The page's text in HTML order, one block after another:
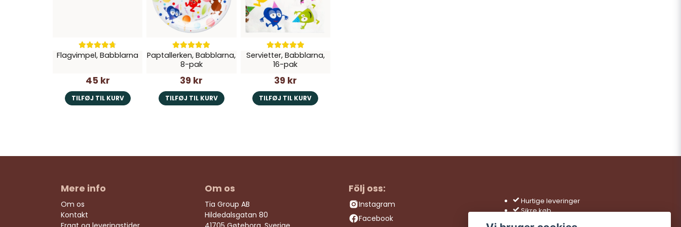
Flagvimpel, Babblarna
45 kr
TILFØJ TIL KURV
Paptallerken, Babblarna,
8-pak
39 kr
TILFØJ TIL KURV
Servietter, Babblarna,
16-pak
39 kr
TILFØJ TIL KURV
Mere info
Om os
Kontakt
Om os
Tia Group AB
Hildedalsgatan 80
Följ oss:
Instagram
Facebook
Hurtige leveringer
Sikre køb